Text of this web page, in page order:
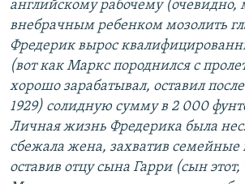
английскому рабочему (очевидно,
внебрачным ребенком мозолить
Фредерик вырос
(вот как Маркс породнился с
хорошо зарабатывал, оставил
1929) солидную сумму в 2 000
Личная жизнь Фредерика была
сбежала жена, захватив семейные
оставив отцу сына Гарри (сын этот,